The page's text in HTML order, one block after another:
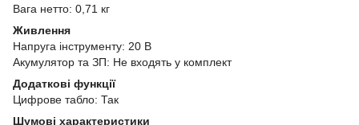
Вага нетто: 0,71 кг
Живлення
Напруга інструменту: 20 В
Акумулятор та ЗП: Не входять у комплект
Додаткові функції
Цифрове табло: Так
Шумові характеристики